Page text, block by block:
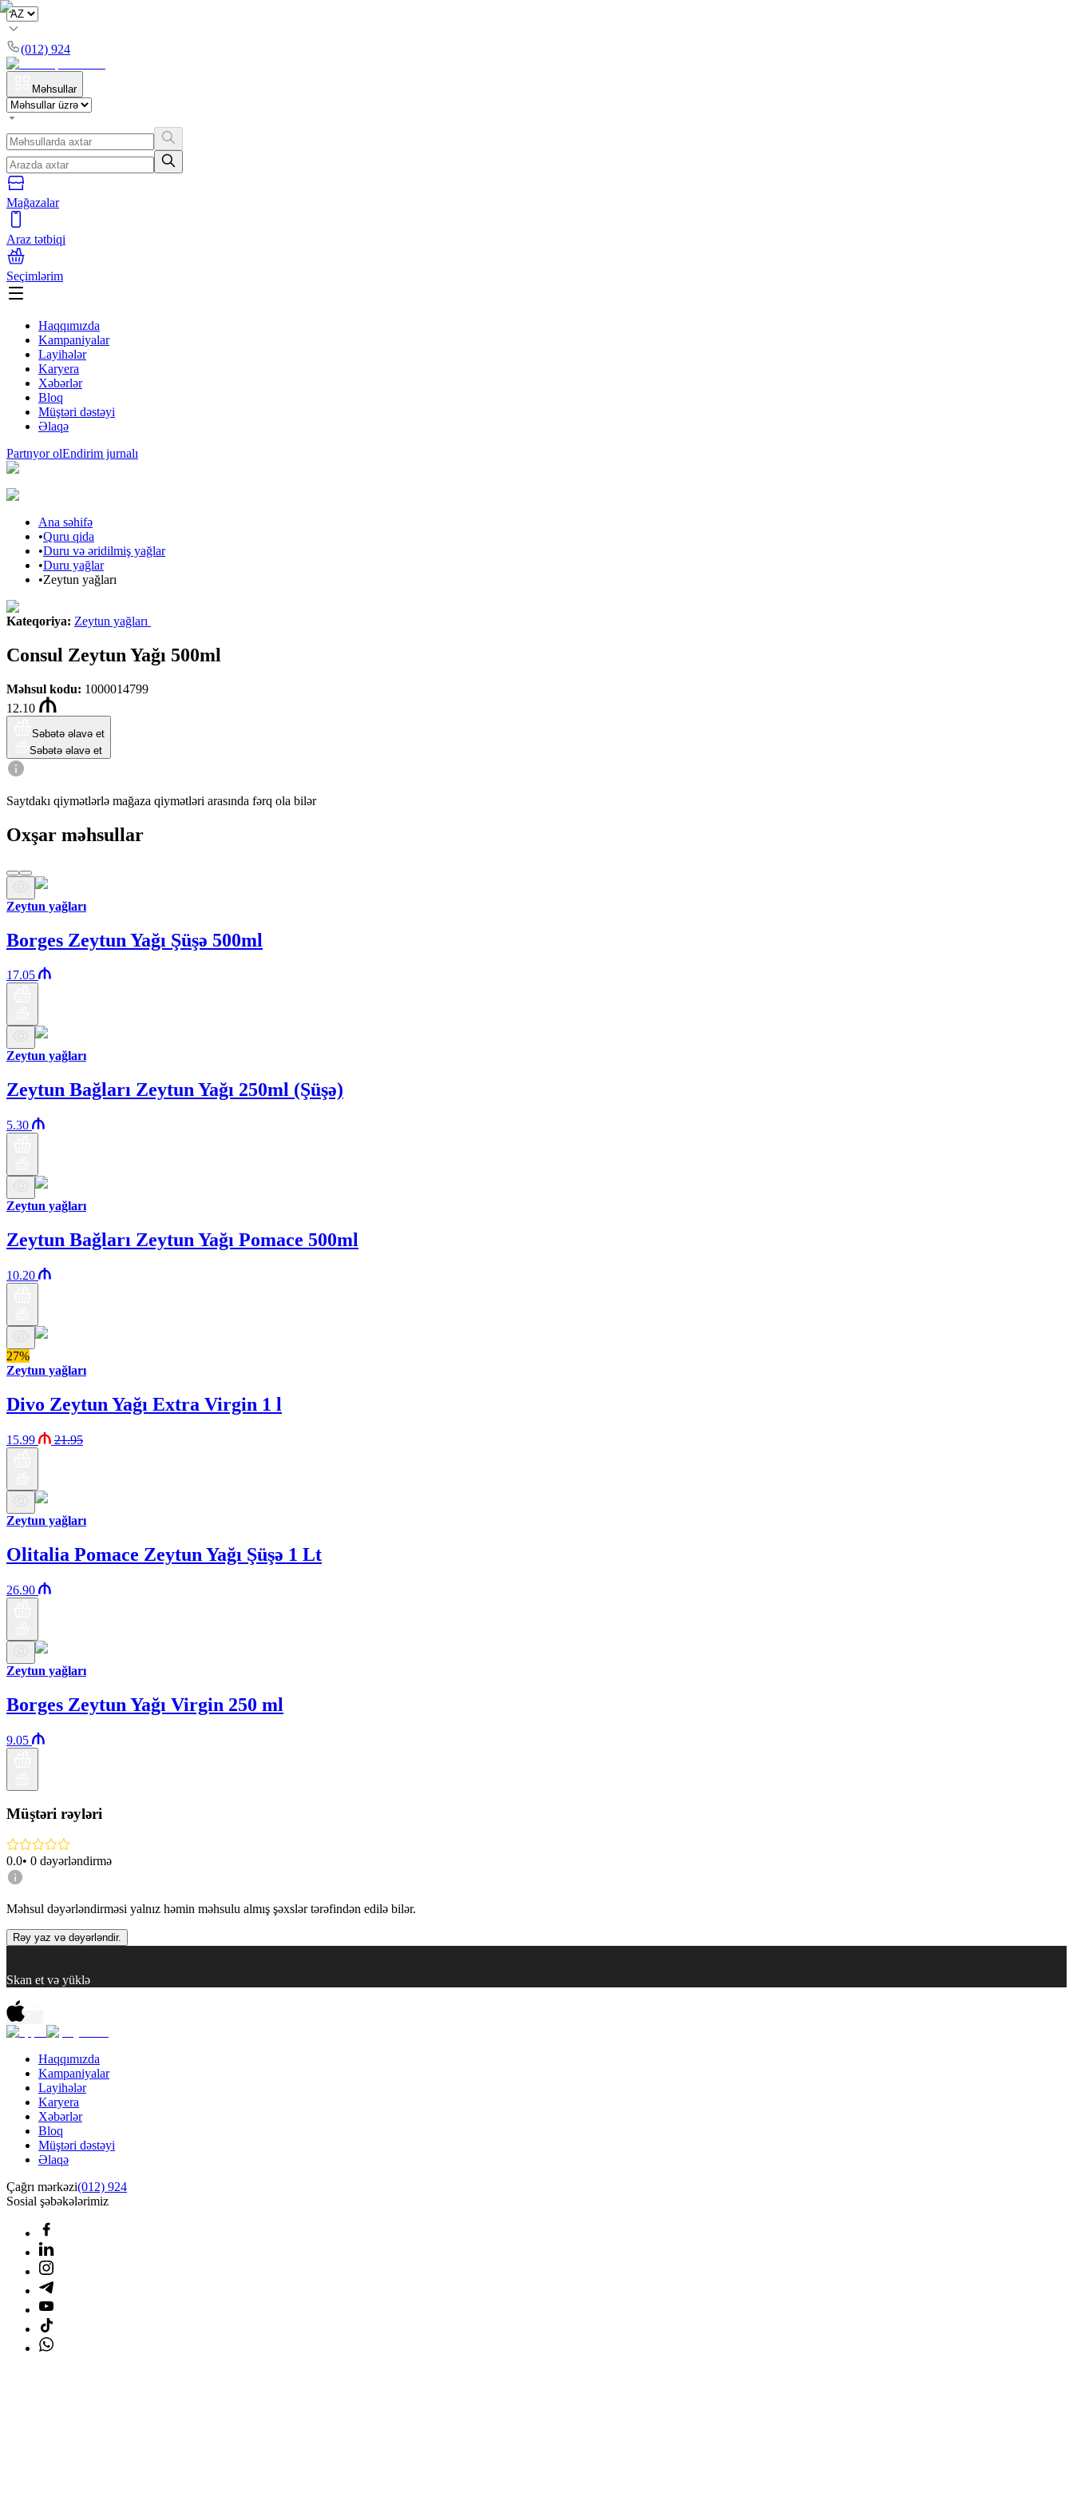
(012) 924
Məhsullar
Mağazalar
Araz tətbiqi
Seçimlərim
Haqqımızda
Kampaniyalar
Layihələr
Karyera
Xəbərlər
Bloq
Müştəri dəstəyi
Əlaqə
Partnyor olEndirim jurnalı
Ana səhifə
•Quru qida
•Duru və əridilmiş yağlar
•Duru yağlar
•Zeytun yağları
Kateqoriya: Zeytun yağları
Consul Zeytun Yağı 500ml
Məhsul kodu: 1000014799
12.10
Səbətə əlavə et
Səbətə əlavə et
Saytdakı qiymətlərlə mağaza qiymətləri arasında fərq ola bilər
Oxşar məhsullar
Zeytun yağları
Borges Zeytun Yağı Şüşə 500ml
17.05
Zeytun yağları
Zeytun Bağları Zeytun Yağı 250ml (Şüşə)
5.30
Zeytun yağları
Zeytun Bağları Zeytun Yağı Pomace 500ml
10.20
27%
Zeytun yağları
Divo Zeytun Yağı Extra Virgin 1 l
15.99 21.95
Zeytun yağları
Olitalia Pomace Zeytun Yağı Şüşə 1 Lt
26.90
Zeytun yağları
Borges Zeytun Yağı Virgin 250 ml
9.05
Müştəri rəyləri
0.0• 0 dəyərləndirmə
Məhsul dəyərləndirməsi yalnız həmin məhsulu almış şəxslər tərəfindən edilə bilər.
Rəy yaz və dəyərləndir.
Skan et və yüklə
Haqqımızda
Kampaniyalar
Layihələr
Karyera
Xəbərlər
Bloq
Müştəri dəstəyi
Əlaqə
Çağrı mərkəzi(012) 924
Sosial şəbəkələrimiz